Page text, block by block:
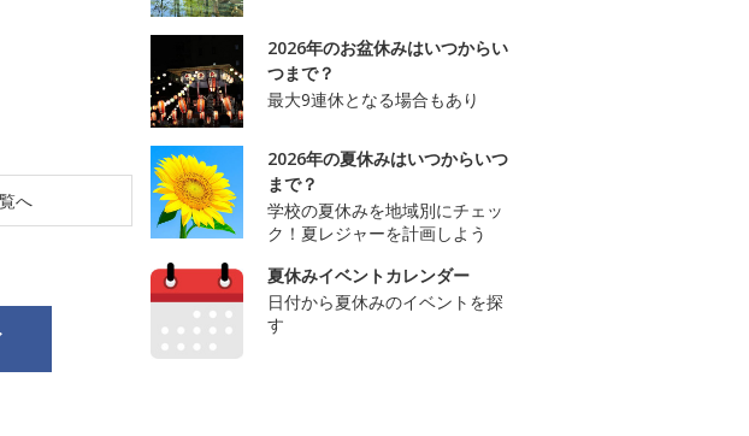
へ
2026年のお盆休みはいつからい
つまで？
最大9連休となる場合もあり
2026年の夏休みはいつからいつ
まで？
学校の夏休みを地域別にチェッ
ク！夏レジャーを計画しよう
夏休みイベントカレンダー
日付から夏休みのイベントを探
す